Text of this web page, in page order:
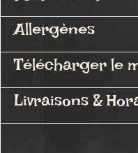
Allergènes
Télécharger le
Livraisons &